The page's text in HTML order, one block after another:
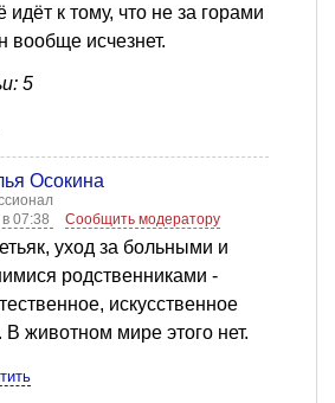
идёт к тому, что не за горами
вообще исчезнет.
5
Осокина
07:38
Сообщить модератору
уход за больными и
родственниками -
искусственное
В животном мире этого нет.